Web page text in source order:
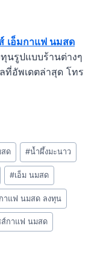
เอ็มกาแฟ นมสด
นรูปแบบร้านต่างๆ
ที่อัพเดตล่าสุด โทร
สด #น้ำผึ้งมะนาว
#เอ็ม นมสด
าแฟ นมสด ลงทุน
กาแฟ นมสด